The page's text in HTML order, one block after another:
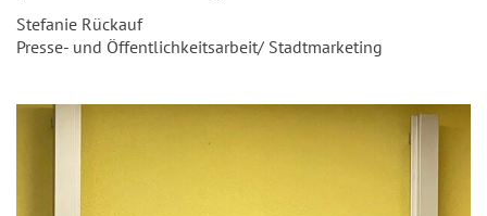
Stefanie Rückauf
Presse- und Öffentlichkeitsarbeit/ Stadtmarketing